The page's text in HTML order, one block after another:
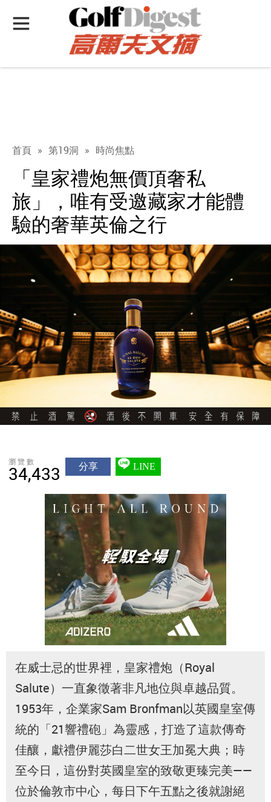
首頁 » 第19洞 » 時尚焦點
「皇家禮炮無價頂奢私
旅」，唯有受邀藏家才能體
驗的奢華英倫之行
瀏覽數
34,433 分享 LINE
在威士忌的世界裡，皇家禮炮（Royal
Salute）一直象徵著非凡地位與卓越品質。
1953年，企業家Sam Bronfman以英國皇室傳
統的「21響禮砲」為靈感，打造了這款傳奇
佳釀，獻禮伊麗莎白二世女王加冕大典；時
至今日，這份對英國皇室的致敬更臻完美——
位於倫敦市中心，每日下午五點之後就謝絕